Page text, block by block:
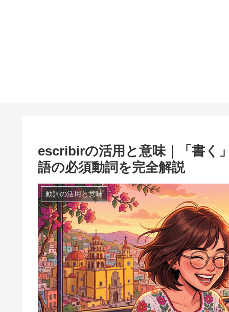
escribirの活用と意味｜「書く
語の必須動詞を完全解説
動詞の活用と意味